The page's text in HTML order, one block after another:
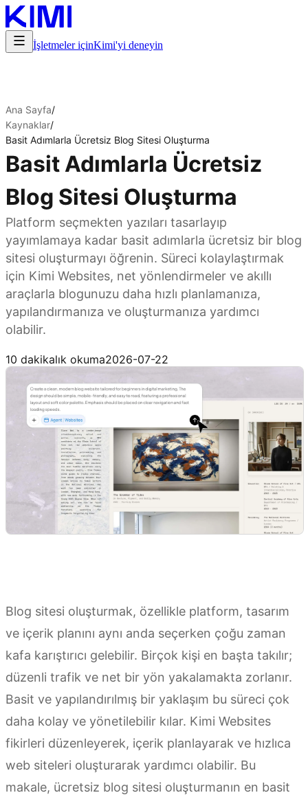
İşletmeler içinKimi'yi deneyin
Ana Sayfa/
Kaynaklar/
Basit Adımlarla Ücretsiz Blog Sitesi Oluşturma
Basit Adımlarla Ücretsiz
Blog Sitesi Oluşturma
Platform seçmekten yazıları tasarlayıp
yayımlamaya kadar basit adımlarla ücretsiz bir blog
sitesi oluşturmayı öğrenin. Süreci kolaylaştırmak
için Kimi Websites, net yönlendirmeler ve akıllı
araçlarla blogunuzu daha hızlı planlamanıza,
yapılandırmanıza ve oluşturmanıza yardımcı
olabilir.
10 dakikalık okuma2026-07-22
Blog sitesi oluşturmak, özellikle platform, tasarım
ve içerik planını aynı anda seçerken çoğu zaman
kafa karıştırıcı gelebilir. Birçok kişi en başta takılır;
düzenli trafik ve net bir yön yakalamakta zorlanır.
Basit ve yapılandırılmış bir yaklaşım bu süreci çok
daha kolay ve yönetilebilir kılar. Kimi Websites
fikirleri düzenleyerek, içerik planlayarak ve hızlıca
web siteleri oluşturarak yardımcı olabilir. Bu
makale, ücretsiz blog sitesi oluşturmanın en basit